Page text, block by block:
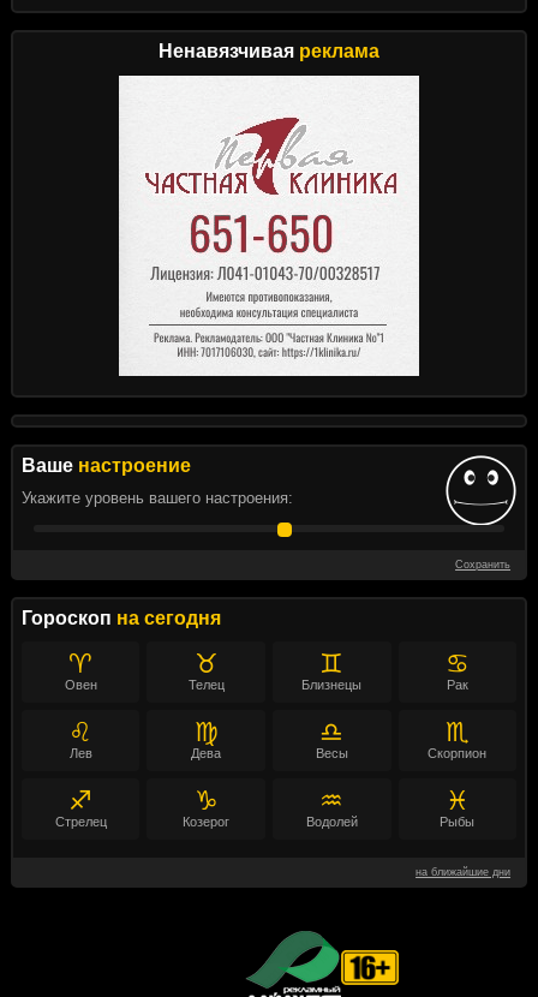
Ненавязчивая реклама
Ваше настроение
Укажите уровень вашего настроения:
Сохранить
Гороскоп на сегодня
♈
Овен
♉
Телец
♊
Близнецы
♋
Рак
♌
Лев
♍
Дева
♎
Весы
♏
Скорпион
♐
Стрелец
♑
Козерог
♒
Водолей
♓
Рыбы
на ближайшие дни